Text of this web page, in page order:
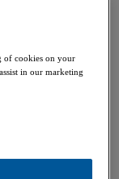
of cookies on your
in our marketing